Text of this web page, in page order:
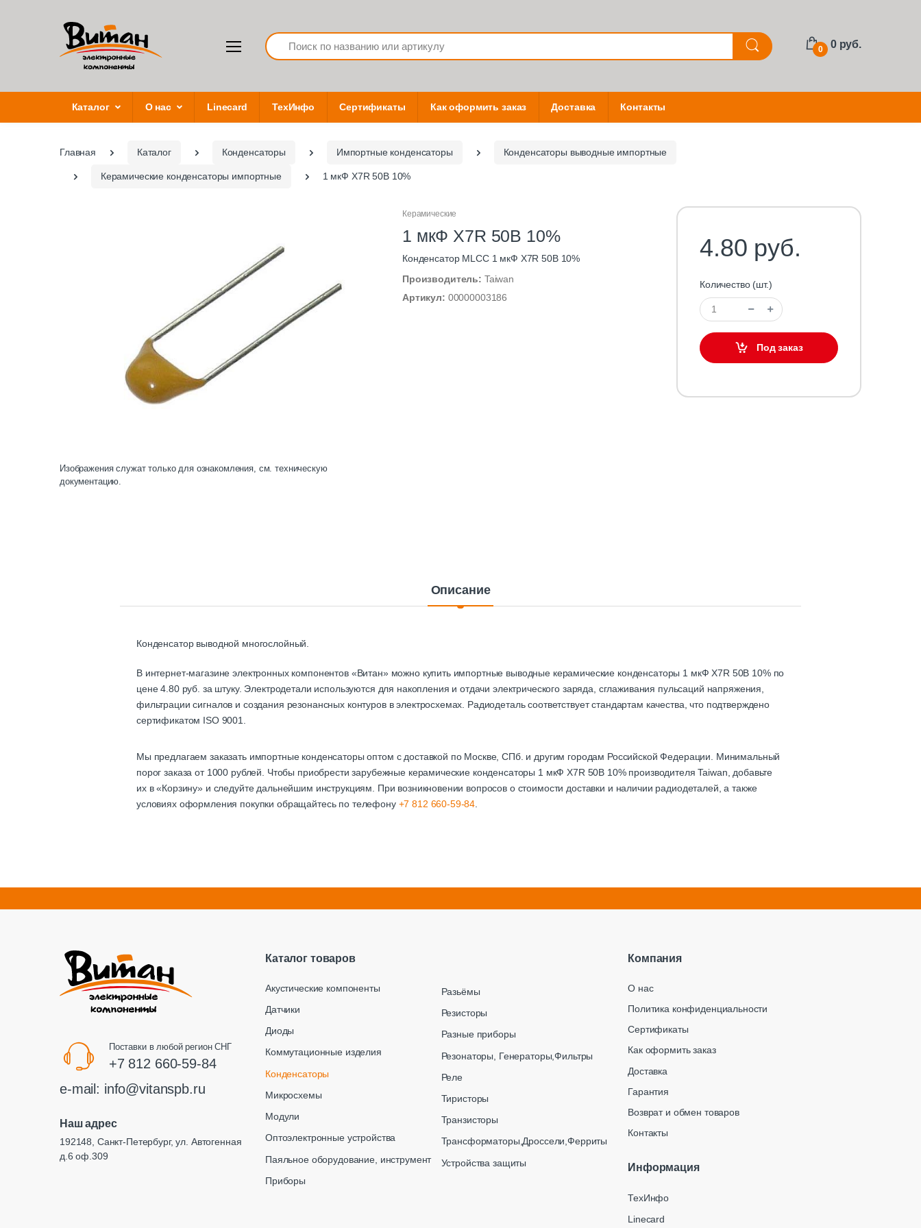
Search
0 0 руб.
Каталог О нас Linecard ТехИнфо Сертификаты Как оформить заказ Доставка Контакты
Главная Каталог Конденсаторы Импортные конденсаторы Конденсаторы выводные импортные
Керамические конденсаторы импортные 1 мкФ X7R 50В 10%
Изображения служат только для ознакомления, см. техническую
документацию.
Керамические
1 мкФ X7R 50В 10%
Конденсатор MLCC 1 мкФ X7R 50В 10%
Производитель: Taiwan
Артикул: 00000003186
4.80 руб.
Количество (шт.)
Под заказ
Описание
Конденсатор выводной многослойный.
В интернет-магазине электронных компонентов «Витан» можно купить импортные выводные керамические конденсаторы 1 мкФ X7R 50В 10% по
цене 4.80 руб. за штуку. Электродетали используются для накопления и отдачи электрического заряда, сглаживания пульсаций напряжения,
фильтрации сигналов и создания резонансных контуров в электросхемах. Радиодеталь соответствует стандартам качества, что подтверждено
сертификатом ISO 9001.
Мы предлагаем заказать импортные конденсаторы оптом с доставкой по Москве, СПб. и другим городам Российской Федерации. Минимальный
порог заказа от 1000 рублей. Чтобы приобрести зарубежные керамические конденсаторы 1 мкФ X7R 50В 10% производителя Taiwan, добавьте
их в «Корзину» и следуйте дальнейшим инструкциям. При возникновении вопросов о стоимости доставки и наличии радиодеталей, а также
условиях оформления покупки обращайтесь по телефону +7 812 660-59-84
Поставки в любой регион СНГ
+7 812 660-59-84
e-mail: info@vitanspb.ru
Наш адрес
192148, Санкт-Петербург, ул. Автогенная
д.6 оф.309
Каталог товаров
Акустические компоненты
Датчики
Диоды
Коммутационные изделия
Конденсаторы
Микросхемы
Модули
Оптоэлектронные устройства
Паяльное оборудование, инструмент
Приборы
Разьёмы
Резисторы
Разные приборы
Резонаторы, Генераторы,Фильтры
Реле
Тиристоры
Транзисторы
Трансформаторы,Дроссели,Ферриты
Устройства защиты
Компания
О нас
Политика конфиденциальности
Сертификаты
Как оформить заказ
Доставка
Гарантия
Возврат и обмен товаров
Контакты
Информация
ТехИнфо
Linecard